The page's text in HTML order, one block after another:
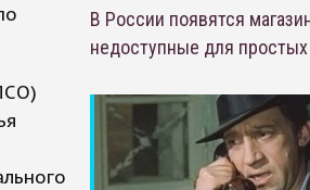
В России появятся
недоступные для